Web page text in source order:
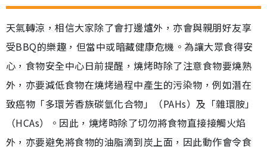
天氣轉涼，相信大家除了會打邊爐外，亦會與親朋好友享
受BBQ的樂趣，但當中或暗藏健康危機。為讓大眾食得安
心，食物安全中心日前提醒，燒烤時除了注意食物要燒熟
外，亦要減低食物在燒烤過程中產生的污染物，例如潛在
致癌物「多環芳香族碳氫化合物」（PAHs）及「雜環胺」
（HCAs）。因此，燒烤時除了切勿將食物直接接觸火焰
外，亦要避免將食物的油脂滴到炭上面，因此動作會令食